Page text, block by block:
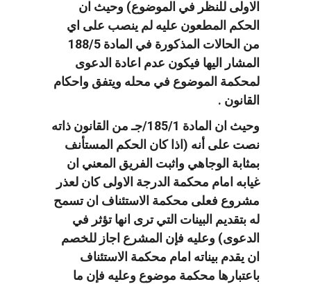
الاولى للنظر في الموضوع) وحيث ان
الحكم المطعون عليه لم ينصب على اي
من الحالات المذكورة في المادة 188/5
المشار اليها فيكون عدم اعادة الدعوى
لمحكمة الموضوع في محله ويتفق واحكام
القانون .
وحيث ان المادة 185/1/جـ من القانون ذاته
نصت على أنه (اذا كان الحكم المستأنف
بمثابة الوجاهي واثبت الفريق المعني ان
غيابه امام محكمة الدرجة الاولى كان لعذر
مشروع فعلى محكمة الاستئناف ان تسمح
له بتقديم البينات التي ترى انها تؤثر في
الدعوى) وعليه فإن المشرع اجاز للخصم
ان يقدم بيناته امام محكمة الاستئناف
باعتبارها محكمة موضوع وعليه فإن ما